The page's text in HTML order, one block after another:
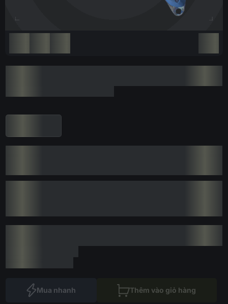
Mua nhanh Thêm vào giỏ hàng